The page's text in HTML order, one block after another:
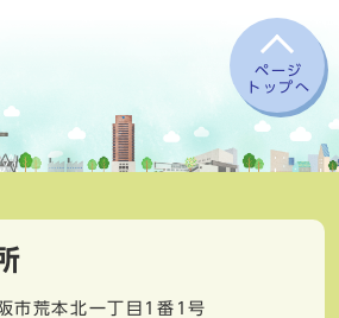
ページ
トップへ
市荒本北一丁目1番1号